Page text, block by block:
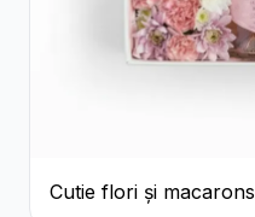
Cutie flori și macarons